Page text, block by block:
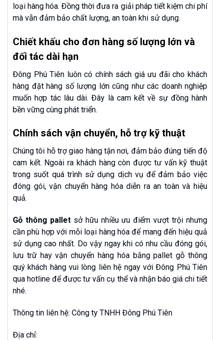
loại hàng hóa. Đồng thời đưa ra giải pháp tiết kiệm chi phí
mà vẫn đảm bảo chất lượng, an toàn khi sử dụng.
Chiết khấu cho đơn hàng số lượng lớn và
đối tác dài hạn
Đông Phú Tiên luôn có chính sách giá ưu đãi cho khách
hàng đặt hàng số lượng lớn cũng như các doanh nghiệp
muốn hợp tác lâu dài. Đây là cam kết về sự đồng hành
bền vững cùng phát triển.
Chính sách vận chuyển, hỗ trợ kỹ thuật
Chúng tôi hỗ trợ giao hàng tận nơi, đảm bảo đúng tiến độ
cam kết. Ngoài ra khách hàng còn được tư vấn kỹ thuật
trong suốt quá trình sử dụng dịch vụ để đảm bảo việc
đóng gói, vận chuyển hàng hóa diễn ra an toàn và hiệu
quả.
Gỗ thông palletsở hữu nhiều ưu điểm vượt trội nhưng
cần phù hợp với mỗi loại hàng hóa để mang đến hiệu quả
sử dụng cao nhất. Do vậy ngay khi có nhu cầu đóng gói,
lưu trữ hay vận chuyển hàng hóa bằng pallet gỗ thông
quý khách hàng vui lòng liên hệ ngay với Đông Phú Tiên
qua hotline để được tư vấn cụ thể và nhận báo giá chi tiết
nhé.
Thông tin liên hệ: Công ty TNHH Đông Phú Tiên
Địa chỉ: